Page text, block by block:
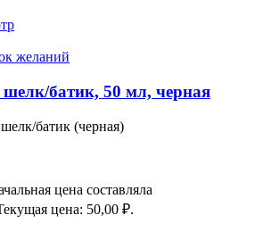
желаний
батик, 50 мл, черная
батик (черная)
цена составляла
цена: 50,00 ₽.